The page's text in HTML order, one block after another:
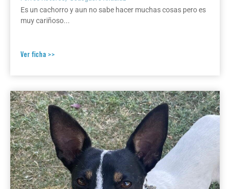
Es un cachorro y aun no sabe hacer muchas cosas pero es
muy cariñoso...
Ver ficha >>